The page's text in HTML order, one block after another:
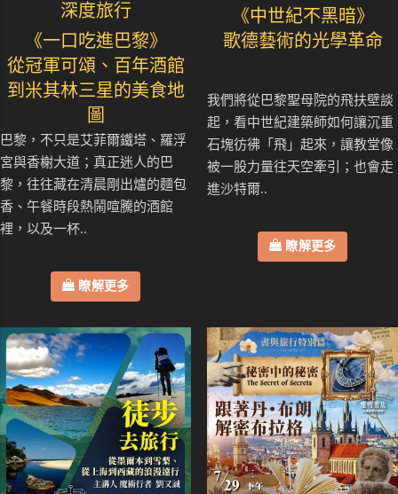
深度旅行
《一口吃進巴黎》
從冠軍可頌、百年酒館
到米其林三星的美食地
圖
巴黎，不只是艾菲爾鐵塔、羅浮
宮與香榭大道；真正迷人的巴
黎，往往藏在清晨剛出爐的麵包
香、午餐時段熱鬧喧騰的酒館
裡，以及一杯..
瞭解更多
《中世紀不黑暗》
歌德藝術的光學革命
我們將從巴黎聖母院的飛扶壁談
起，看中世紀建築師如何讓沉重
石塊彷彿「飛」起來，讓教堂像
被一股力量往天空牽引；也會走
進沙特爾..
瞭解更多